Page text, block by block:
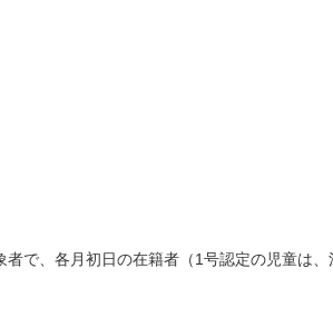
で、各月初日の在籍者（1号認定の児童は、